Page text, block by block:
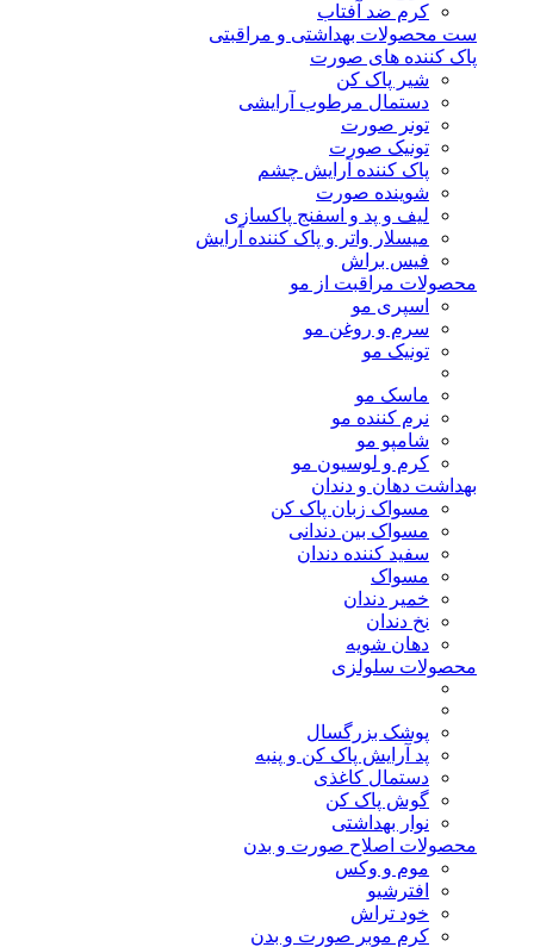
کرم ضد آفتاب
ست محصولات بهداشتی و مراقبتی
پاک کننده های صورت
شیر پاک کن
دستمال مرطوب آرایشی
تونر صورت
تونیک صورت
پاک کننده آرایش چشم
شوینده صورت
لیف و پد و اسفنج پاکسازی
میسلار واتر و پاک کننده آرایش
فیس براش
محصولات مراقبت از مو
اسپری مو
سرم و روغن مو
تونیک مو
ماسک مو
نرم کننده مو
شامپو مو
کرم و لوسیون مو
بهداشت دهان و دندان
مسواک زبان پاک کن
مسواک بین دندانی
سفید کننده دندان
مسواک
خمیر دندان
نخ دندان
دهان شویه
محصولات سلولزی
پوشک بزرگسال
پد آرایش پاک کن و پنبه
دستمال کاغذی
گوش پاک کن
نوار بهداشتی
محصولات اصلاح صورت و بدن
موم و وکس
افترشیو
خود تراش
کرم موبر صورت و بدن